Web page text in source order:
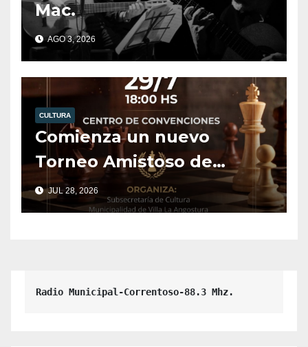
Mac.
AGO 3, 2026
CULTURA
Comienza un nuevo
Torneo Amistoso de
Ajedrez.
JUL 28, 2026
Radio Municipal-Correntoso-88.3 Mhz.